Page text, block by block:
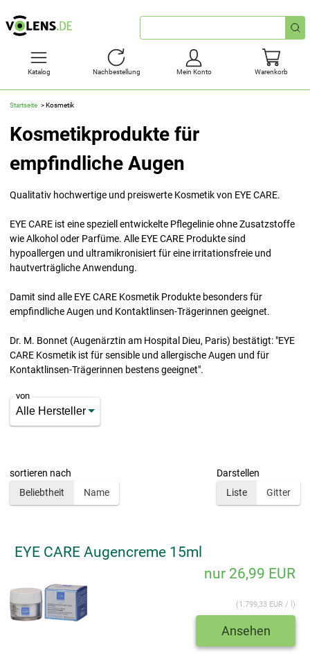
Schnellsuche
Katalog Nachbestellung Mein Konto Warenkorb
Startseite Kosmetik
Kosmetikprodukte für
empfindliche Augen
Qualitativ hochwertige und preiswerte Kosmetik von EYE CARE.
EYE CARE ist eine speziell entwickelte Pflegelinie ohne Zusatzstoffe
wie Alkohol oder Parfüme. Alle EYE CARE Produkte sind
hypoallergen und ultramikronisiert für eine irritationsfreie und
hautverträgliche Anwendung.
Damit sind alle EYE CARE Kosmetik Produkte besonders für
empfindliche Augen und Kontaktlinsen-Trägerinnen geeignet.
Dr. M. Bonnet (Augenärztin am Hospital Dieu, Paris) bestätigt: "EYE
CARE Kosmetik ist für sensible und allergische Augen und für
Kontaktlinsen-Trägerinnen bestens geeignet".
von
sortieren nach
Beliebtheit
Name
Darstellen
Liste
Gitter
EYE CARE Augencreme 15ml
nur 26,99 EUR
(1.799,33 EUR / l)
Ansehen